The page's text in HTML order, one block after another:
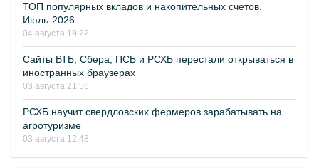
ТОП популярных вкладов и накопительных счетов.
Июль-2026
04 августа 19:22
Сайты ВТБ, Сбера, ПСБ и РСХБ перестали открываться в
иностранных браузерах
03 августа 21:56
РСХБ научит свердловских фермеров зарабатывать на
агротуризме
03 августа 12:48